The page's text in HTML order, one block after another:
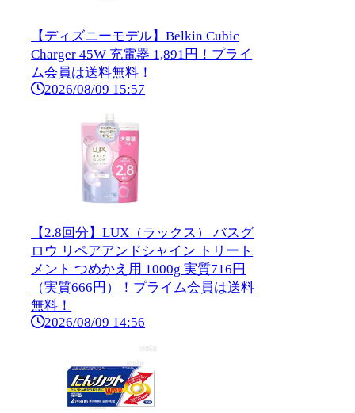
【ディズニーモデル】Belkin Cubic
Charger 45W 充電器 1,891円！プライ
ム会員は送料無料！
2026/08/09 15:57
【2.8回分】LUX（ラックス） バスグ
ロウ リペアアンドシャイン トリート
メント つめかえ用 1000g 実質716円
（実質666円）！プライム会員は送料
無料！
2026/08/09 14:56